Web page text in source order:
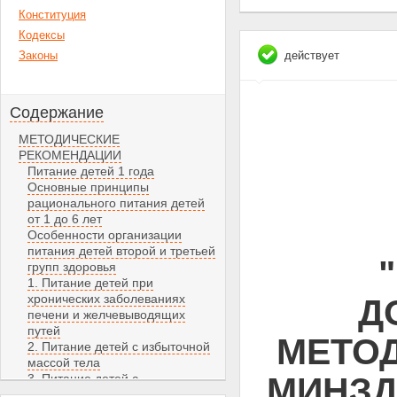
Конституция
Кодексы
Законы
Содержание
МЕТОДИЧЕСКИЕ
РЕКОМЕНДАЦИИ
Питание детей 1 года
Основные принципы
рационального питания детей
от 1 до 6 лет
Особенности организации
питания детей второй и третьей
групп здоровья
1. Питание детей при
хронических заболеваниях
печени и желчевыводящих
путей
2. Питание детей с избыточной
массой тела
3. Питание детей с
действует